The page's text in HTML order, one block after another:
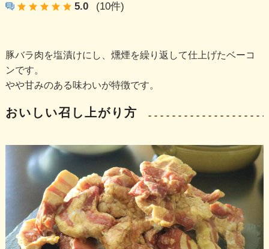
5.0 (10件)
豚バラ肉を塩漬けにし、燻煙を繰り返して仕上げたベーコ
ンです。
やや甘みのある味わいが特徴です。
おいしい召し上がり方